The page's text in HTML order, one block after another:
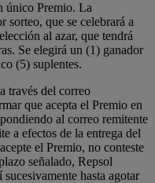
único Premio. La
sorteo, que se celebrará a
al azar, que tendrá
Se elegirá un (1) ganador
(5) suplentes.
través del correo
que acepta el Premio en
al correo remitente
a efectos de la entrega del
el Premio, no conteste
señalado, Repsol
hasta agotar